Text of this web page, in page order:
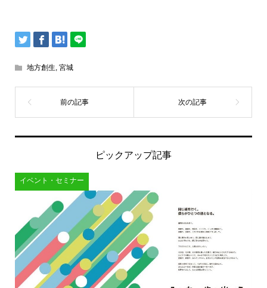
地方創生, 宮城
ピックアップ記事
イベント・セミナー